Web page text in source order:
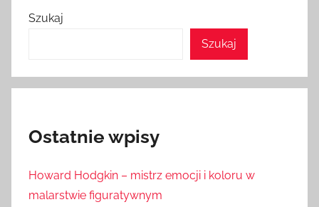
Szukaj
Szukaj
Ostatnie wpisy
Howard Hodgkin – mistrz emocji i koloru w
malarstwie figuratywnym